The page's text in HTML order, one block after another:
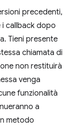
precedenti,
callback dopo
Tieni presente
chiamata di
non restituirà
venga
funzionalità
a
metodo